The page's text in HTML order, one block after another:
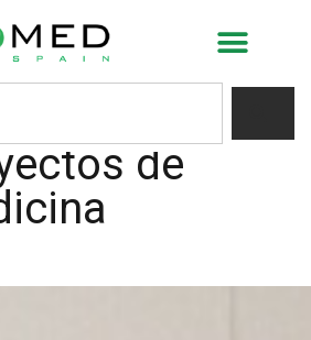
Japón
conjunta
de